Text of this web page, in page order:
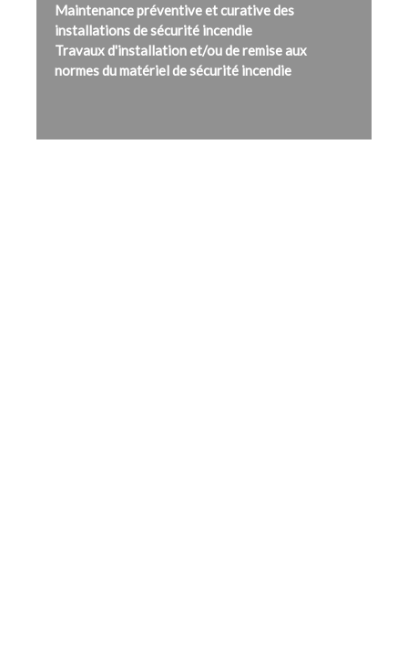
Maintenance préventive et curative des
installations de sécurité incendie
Travaux d'installation et/ou de remise aux
normes du matériel de sécurité incendie